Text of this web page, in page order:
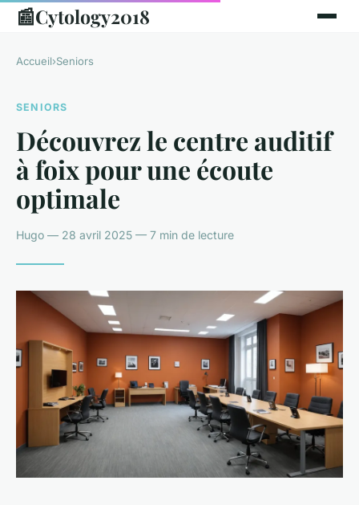
📰Cytology2018
Accueil›Seniors
SENIORS
Découvrez le centre auditif
à foix pour une écoute
optimale
Hugo — 28 avril 2025 — 7 min de lecture